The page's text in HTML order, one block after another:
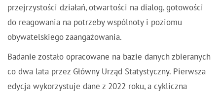
przejrzystości działań, otwartości na dialog, gotowości
do reagowania na potrzeby wspólnoty i poziomu
obywatelskiego zaangażowania.
Badanie zostało opracowane na bazie danych zbieranych
co dwa lata przez Główny Urząd Statystyczny. Pierwsza
edycja wykorzystuje dane z 2022 roku, a cykliczna